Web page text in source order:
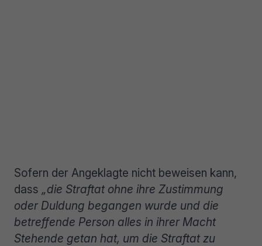
Sofern der Angeklagte nicht beweisen kann,
dass „die Straftat ohne ihre Zustimmung
oder Duldung begangen wurde und die
betreffende Person alles in ihrer Macht
Stehende getan hat, um die Straftat zu